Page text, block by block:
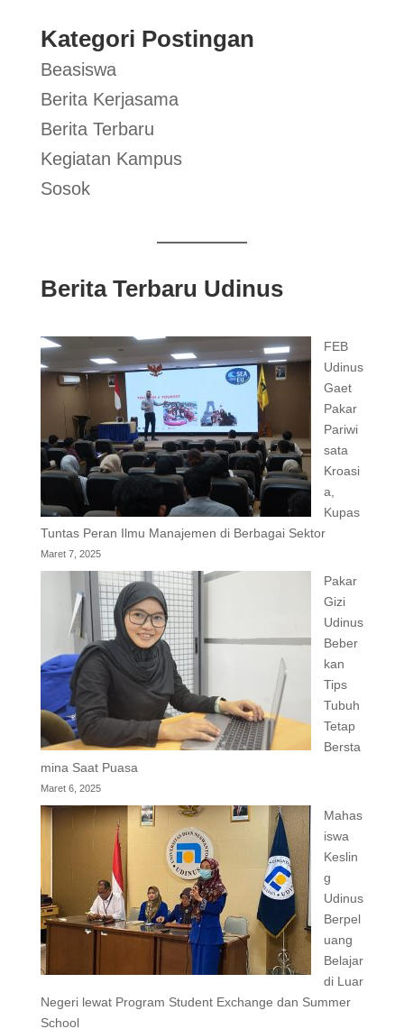
Kategori Postingan
Beasiswa
Berita Kerjasama
Berita Terbaru
Kegiatan Kampus
Sosok
Berita Terbaru Udinus
FEB
Udinus
Gaet
Pakar
Pariwi
sata
Kroasi
a,
Kupas
Tuntas Peran Ilmu Manajemen di Berbagai Sektor
Maret 7, 2025
Pakar
Gizi
Udinus
Beber
kan
Tips
Tubuh
Tetap
Bersta
mina Saat Puasa
Maret 6, 2025
Mahas
iswa
Keslin
g
Udinus
Berpel
uang
Belajar
di Luar
Negeri lewat Program Student Exchange dan Summer
School